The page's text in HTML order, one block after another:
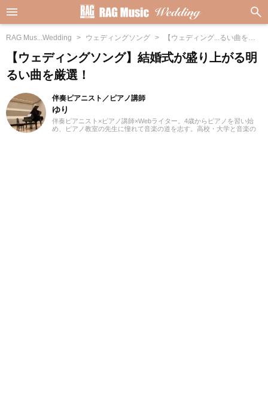
RAG Mus...Wedding ウェディングソング
【ウェディング...るい曲を厳
選！
【ウェディングソング】結婚式が盛り上がる明
るい曲を厳選！
伴奏ピアニスト／ピアノ講師
ゆり
伴奏ピアニスト×ピアノ講師×Webライター。4歳からピアノを習い始
め、ピアノ教室の先生に憧れて音楽の道を志す。高校・大学と音楽の